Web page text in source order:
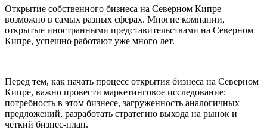
Открытие собственного бизнеса на Северном Кипре
возможно в самых разных сферах. Многие компании,
открытые иностранными представительствами на Северном
Кипре, успешно работают уже много лет.
Перед тем, как начать процесс открытия бизнеса на Северном
Кипре, важно провести маркетинговое исследование:
потребность в этом бизнесе, загруженность аналогичных
предложений, разработать стратегию выхода на рынок и
четкий бизнес-план.